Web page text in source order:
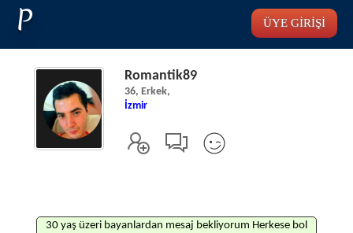
P ÜYE GİRİŞİ
Romantik89
36, Erkek,
İzmir
30 yaş üzeri bayanlardan mesaj bekliyorum Herkese bol